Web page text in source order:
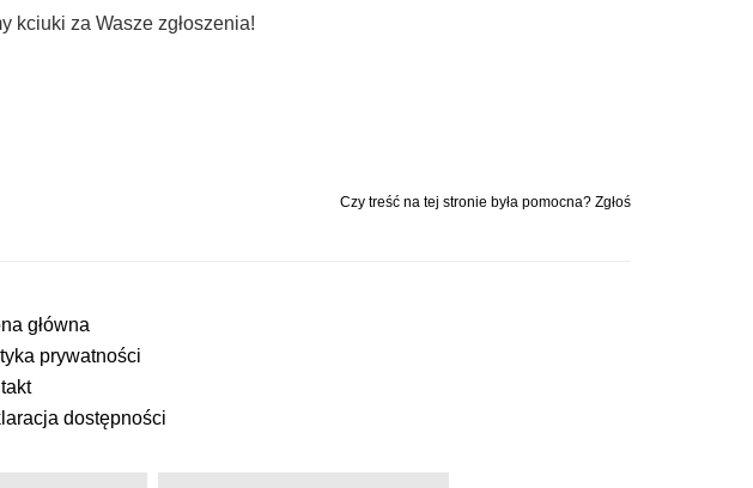
kciuki za Wasze zgłoszenia!
Czy treść na tej stronie była pomocna? Zgłoś
główna
prywatności
dostępności